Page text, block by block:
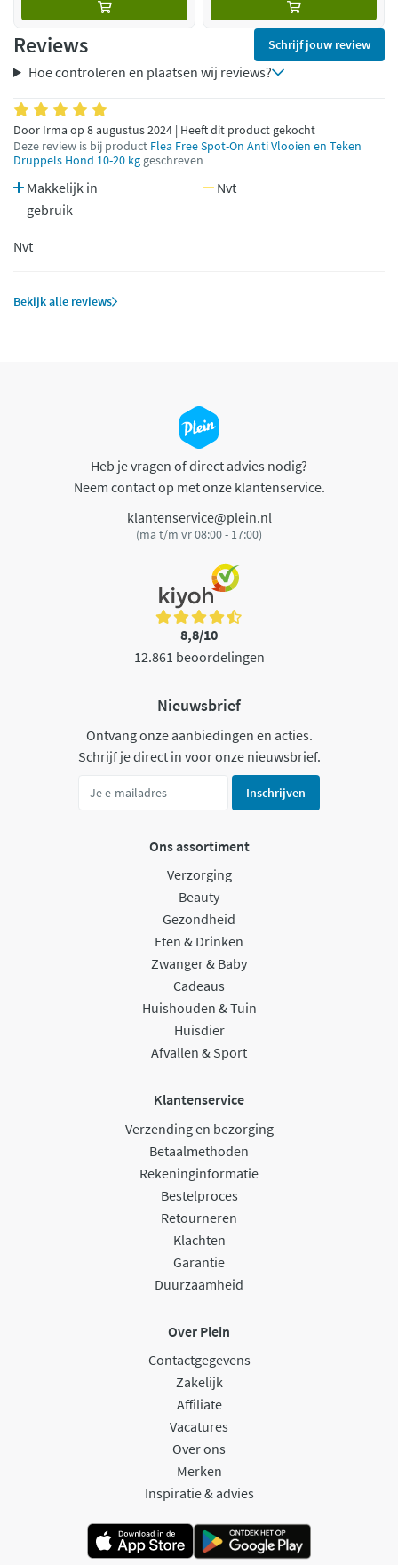
Reviews Schrijf jouw review
Hoe controleren en plaatsen wij reviews?
Door Irma op 8 augustus 2024 | Heeft dit product gekocht
Deze review is bij product Flea Free Spot-On Anti Vlooien en Teken
Druppels Hond 10-20 kg geschreven
Makkelijk in
gebruik
Nvt
Nvt
Bekijk alle reviews
Heb je vragen of direct advies nodig?
Neem contact op met onze klantenservice.
klantenservice@plein.nl
(ma t/m vr 08:00 - 17:00)
8,8/10
12.861 beoordelingen
Nieuwsbrief
Ontvang onze aanbiedingen en acties.
Schrijf je direct in voor onze nieuwsbrief.
Inschrijven
Ons assortiment
Verzorging
Beauty
Gezondheid
Eten & Drinken
Zwanger & Baby
Cadeaus
Huishouden & Tuin
Huisdier
Afvallen & Sport
Klantenservice
Verzending en bezorging
Betaalmethoden
Rekeninginformatie
Bestelproces
Retourneren
Klachten
Garantie
Duurzaamheid
Over Plein
Contactgegevens
Zakelijk
Affiliate
Vacatures
Over ons
Merken
Inspiratie & advies